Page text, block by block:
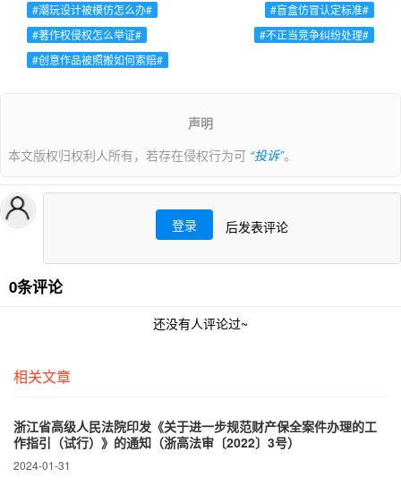
#潮玩设计被模仿怎么办#
#盲盒仿冒认定标准#
#著作权侵权怎么举证#
#不正当竞争纠纷处理#
#创意作品被照搬如何索赔#
声明
本文版权归权利人所有，若存在侵权行为可 “投诉”。
登录 后发表评论
0条评论
还没有人评论过~
相关文章
浙江省高级人民法院印发《关于进一步规范财产保全案件办理的工
作指引（试行）》的通知（浙高法审〔2022〕3号）
2024-01-31